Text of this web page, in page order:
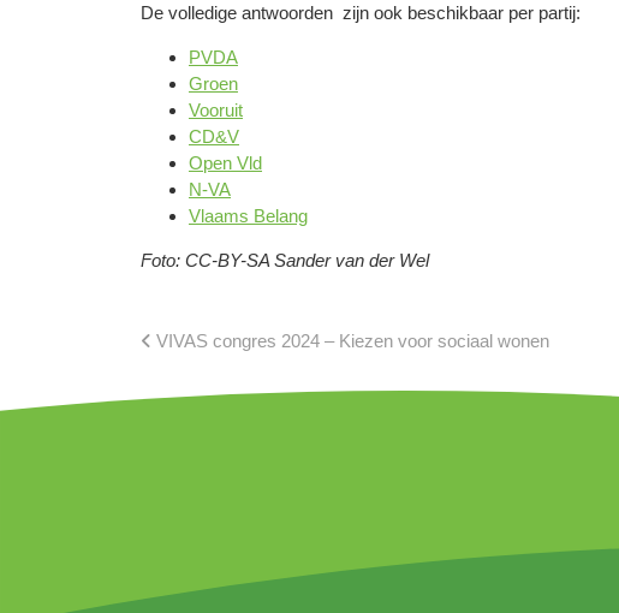
De volledige antwoorden zijn ook beschikbaar per partij:
PVDA
Groen
Vooruit
CD&V
Open Vld
N-VA
Vlaams Belang
Foto: CC-BY-SA Sander van der Wel
VIVAS congres 2024 – Kiezen voor sociaal wonen